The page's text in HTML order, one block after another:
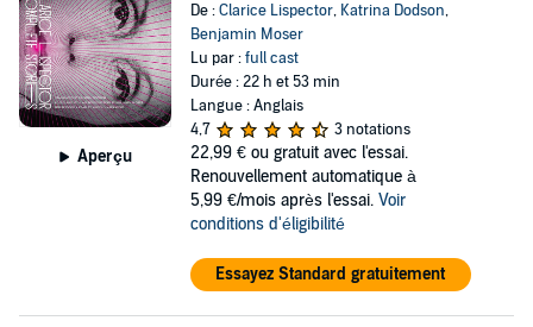
Aperçu
De :Clarice Lispector, Katrina Dodson,
Benjamin Moser
Lu par :full cast
Durée : 22 h et 53 min
Langue : Anglais
4,7
3 notations
22,99 € ou gratuit avec l'essai.
Renouvellement automatique à
5,99 €/mois après l'essai. Voir
conditions d'éligibilité
Essayez Standard gratuitement